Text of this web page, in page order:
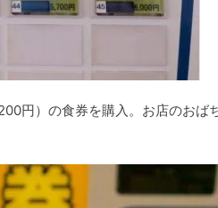
円）の食券を購入。お店のおば